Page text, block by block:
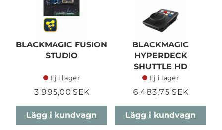
BLACKMAGIC FUSION
STUDIO
Ej i lager
3 995,00 SEK
Lägg i kundvagn
BLACKMAGIC
HYPERDECK
SHUTTLE HD
Ej i lager
6 483,75 SEK
Lägg i kundvagn